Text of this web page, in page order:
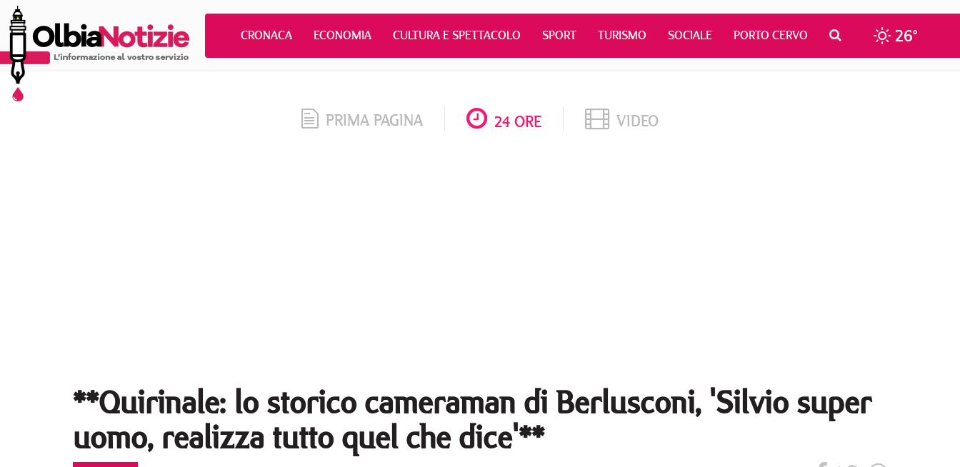
CRONACA ECONOMIA CULTURA E SPETTACOLO SPORT TURISMO SOCIALE PORTO CERVO 26°
PRIMA PAGINA 24 ORE VIDEO
**Quirinale: lo storico cameraman di Berlusconi, 'Silvio super
uomo, realizza tutto quel che dice'**